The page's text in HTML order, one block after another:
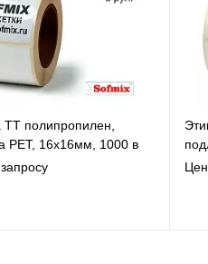
ТТ полипропилен,
РЕТ, 16х16мм, 1000 в
14115